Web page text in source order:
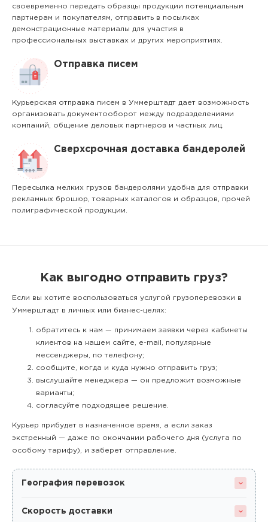
своевременно передать образцы продукции потенциальным
партнерам и покупателям, отправить в посылках
демонстрационные материалы для участия в
профессиональных выставках и других мероприятиях.
Отправка писем
Курьерская отправка писем в Уммерштадт дает возможность
организовать документооборот между подразделениями
компаний, общение деловых партнеров и частных лиц.
Сверхсрочная доставка бандеролей
Пересылка мелких грузов бандеролями удобна для отправки
рекламных брошюр, товарных каталогов и образцов, прочей
полиграфической продукции.
Как выгодно отправить груз?
Если вы хотите воспользоваться услугой грузоперевозки в
Уммерштадт в личных или бизнес-целях:
обратитесь к нам — принимаем заявки через кабинеты
клиентов на нашем сайте, e-mail, популярные
мессенджеры, по телефону;
сообщите, когда и куда нужно отправить груз;
выслушайте менеджера — он предложит возможные
варианты;
согласуйте подходящее решение.
Курьер прибудет в назначенное время, а если заказ
экстренный — даже по окончании рабочего дня (услуга по
особому тарифу), и заберет отправление.
География перевозок
Скорость доставки